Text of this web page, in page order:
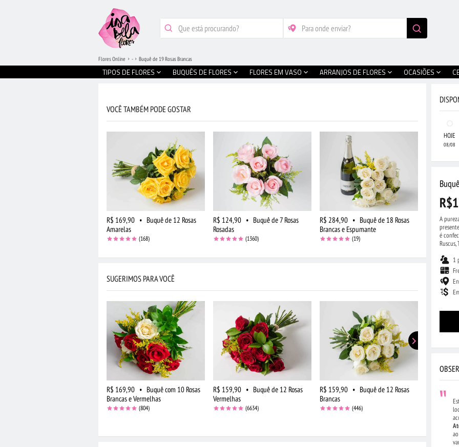
TIPOS DE FLORES BUQUÊS DE FLORES FLORES EM VASO ARRANJOS DE FLORES OCASIÕES
Flores Online - Buquê de 19 Rosas Brancas
VOCÊ TAMBÉM PODE GOSTAR
R$ 169,90 • Buquê de 12 Rosas
Amarelas
(168)
R$ 124,90 • Buquê de 7 Rosas
Rosadas
(1360)
R$ 284,90 • Buquê de 18 Rosas
Brancas e Espumante
(19)
SUGERIMOS PARA VOCÊ
R$ 169,90 • Buquê com 10 Rosas
Brancas e Vermelhas
(804)
R$ 159,90 • Buquê de 12 Rosas
Vermelhas
(6634)
R$ 159,90 • Buquê de 12 Rosas
Brancas
(446)
R$ 434,90
Cor e
HOJE
08/08
A
é
1